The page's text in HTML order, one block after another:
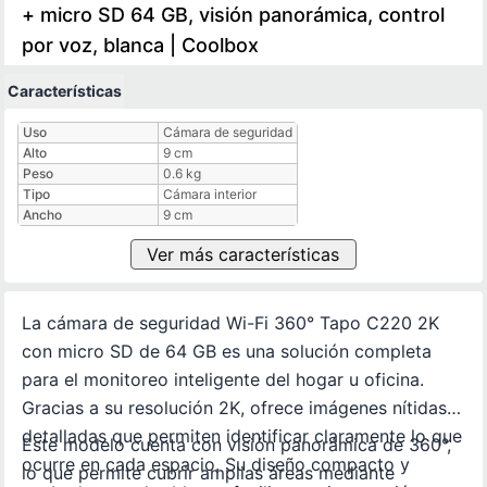
+ micro SD 64 GB, visión panorámica, control
por voz, blanca | Coolbox
Características
Características técnicas
Uso
Cámara de seguridad
Alto
9 cm
Peso
0.6 kg
Tipo
Cámara interior
Ancho
9 cm
Ver más características
La cámara de seguridad Wi-Fi 360° Tapo C220 2K
con micro SD de 64 GB es una solución completa
para el monitoreo inteligente del hogar u oficina.
Gracias a su resolución 2K, ofrece imágenes nítidas y
detalladas que permiten identificar claramente lo que
ocurre en cada espacio. Su diseño compacto y
Este modelo cuenta con visión panorámica de 360°,
lo que permite cubrir amplias áreas mediante